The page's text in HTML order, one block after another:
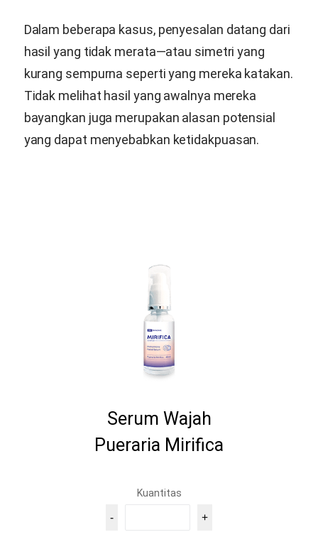
Dalam beberapa kasus, penyesalan datang dari
hasil yang tidak merata—atau simetri yang
kurang sempurna seperti yang mereka katakan.
Tidak melihat hasil yang awalnya mereka
bayangkan juga merupakan alasan potensial
yang dapat menyebabkan ketidakpuasan.
Serum Wajah
Pueraria Mirifica
Kuantitas
- +